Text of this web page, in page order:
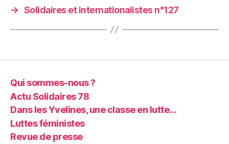
→ Solidaires et internationalistes n°127
Qui sommes-nous ?
Actu Solidaires 78
Dans les Yvelines, une classe en lutte…
Luttes féministes
Revue de presse